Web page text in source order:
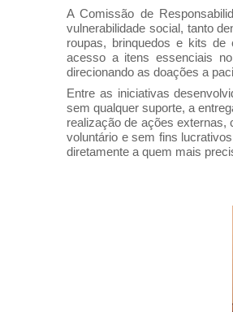
A Comissão de
vulnerabilidade social, tanto
roupas, brinquedos e kits de
acesso a itens essenciais
direcionando as doações a
Entre as iniciativas
sem qualquer suporte, a
realização de ações externas,
voluntário e sem fins
diretamente a quem mais